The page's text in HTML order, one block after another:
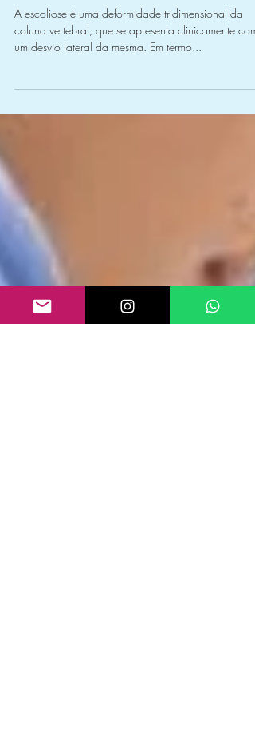
2 de dez. de 2021
Escoliose
Escoliose
A escoliose é uma deformidade tridimensional da
um desvio lateral da mesma. Em termo...